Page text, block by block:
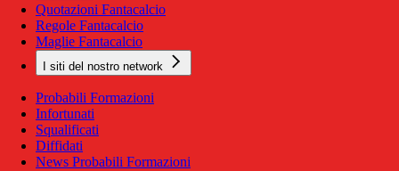
Quotazioni Fantacalcio
Regole Fantacalcio
Maglie Fantacalcio
I siti del nostro network
Probabili Formazioni
Infortunati
Squalificati
Diffidati
News Probabili Formazioni